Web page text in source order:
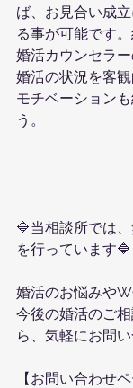
ば、お見合い成
る事が可能です
婚活カウンセラー
婚活の状況を客観
モチベーション
う。
🔷当相談所では
を行っています🔷
婚活のお悩みや
今後の婚活のご
ら、気軽にお問い
【お問い合わせペ